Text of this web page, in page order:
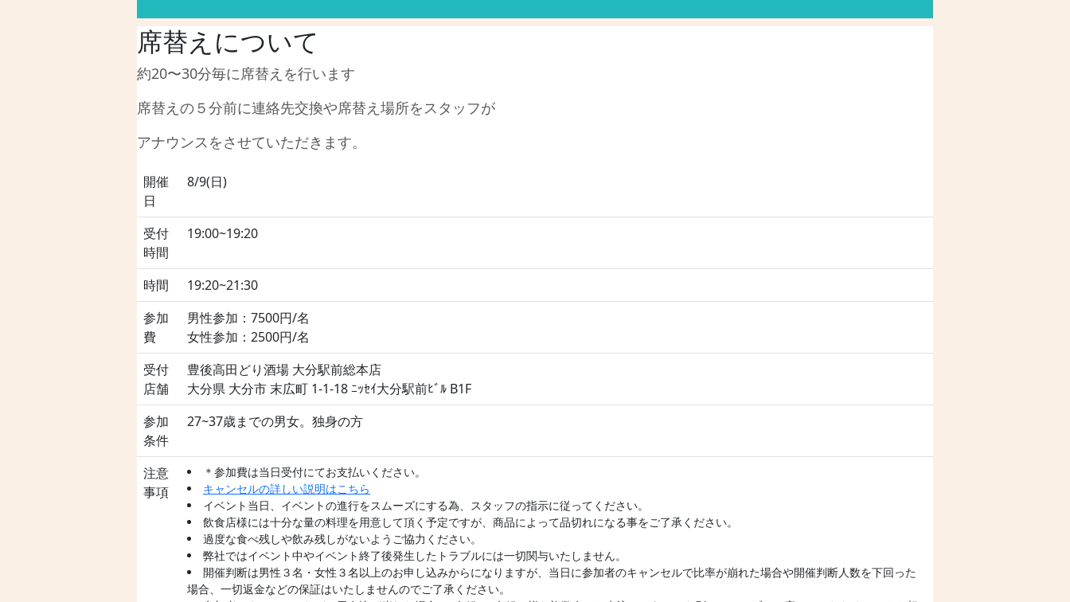
席替えについて
約20〜30分毎に席替えを行います
席替えの５分前に連絡先交換や席替え場所をスタッフが
アナウンスをさせていただきます。
開催
日
8/9(日)
受付
時間
19:00~19:20
時間
19:20~21:30
参加
費
男性参加：7500円/名
女性参加：2500円/名
受付
店舗
豊後高田どり酒場 大分駅前総本店
大分県 大分市 末広町 1-1-18 ﾆｯｾｲ大分駅前ﾋﾞﾙ B1F
参加
条件
27~37歳までの男女。独身の方
注意
事項
＊参加費は当日受付にてお支払いください。
キャンセルの詳しい説明はこちら
イベント当日、イベントの進行をスムーズにする為、スタッフの指示に従ってください。
飲食店様には十分な量の料理を用意して頂く予定ですが、商品によって品切れになる事をご了承ください。
過度な食べ残しや飲み残しがないようご協力ください。
弊社ではイベント中やイベント終了後発生したトラブルには一切関与いたしません。
開催判断は男性３名・女性３名以上のお申し込みからになりますが、当日に参加者のキャンセルで比率が崩れた場合や開催判断人数を下回った
場合、一切返金などの保証はいたしませんのでご了承ください。